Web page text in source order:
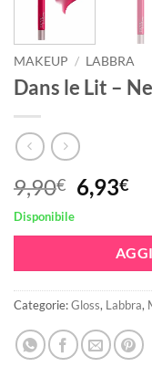
MAKEUP / LABBRA
Dans le Lit –
9,90€ Il
prezzo
9,90€.
6,93€Il
è:
Disponibile
Categorie:Gloss, Labbra,